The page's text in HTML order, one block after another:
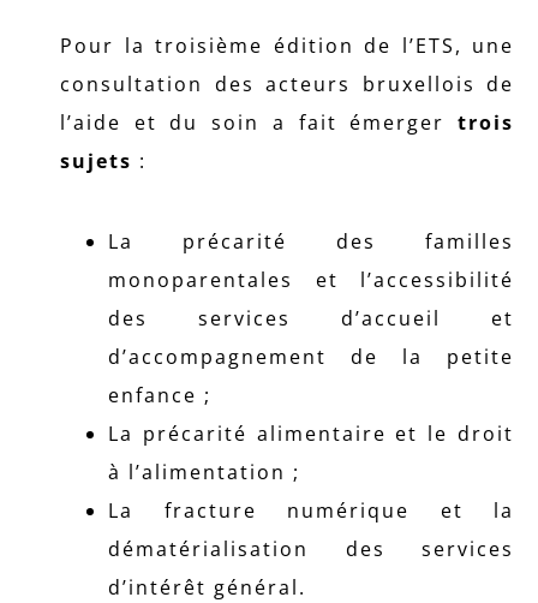
Pour la troisième édition de l’ETS, une
consultation des acteurs bruxellois de
l’aide et du soin a fait émerger trois
sujets :
La précarité des familles
monoparentales et l’accessibilité
des services d’accueil et
d’accompagnement de la petite
enfance ;
La précarité alimentaire et le droit
à l’alimentation ;
La fracture numérique et la
dématérialisation des services
d’intérêt général.